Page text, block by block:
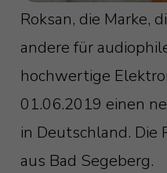
Roksan, die Marke,
andere für
hochwertige
01.06.2019 einen
in Deutschland. Die
aus Bad Segeberg.